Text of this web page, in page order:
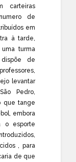
carteiras
de
em
à tarde,
turma
de
levantar
Pedro,
que tange
embora
o esporte
, para
de que